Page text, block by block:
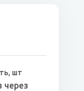
через